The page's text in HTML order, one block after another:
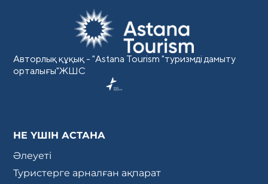
Авторлық құқық - "Astana Tourism "туризмді дамыту
орталығы"ЖШС
НЕ ҮШІН АСТАНА
Әлеуеті
Туристерге арналған ақпарат